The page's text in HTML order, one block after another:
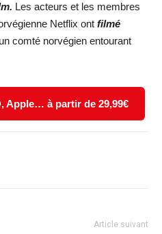
Les acteurs et les membres
Netflix ont filmé
comté norvégien entourant
Apple… à partir de 29,99€
Article suivant